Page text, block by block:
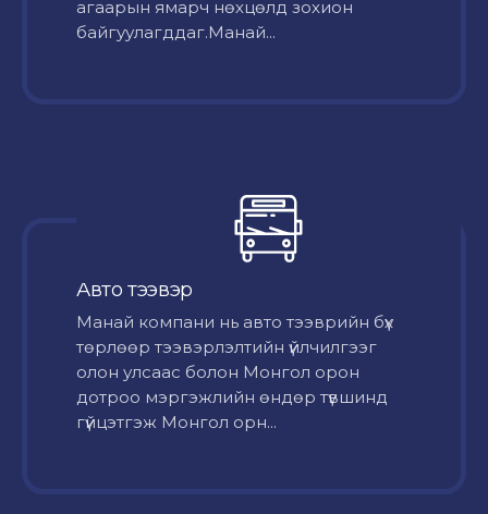
агаарын ямарч нөхцөлд зохион
байгуулагддаг.Манай...
Авто тээвэр
Mанай компани нь авто тээврийн бүх
төрлөөр тээвэрлэлтийн үйлчилгээг
олон улсаас болон Монгол орон
дотроо мэргэжлийн өндөр түвшинд
гүйцэтгэж Монгол орн...